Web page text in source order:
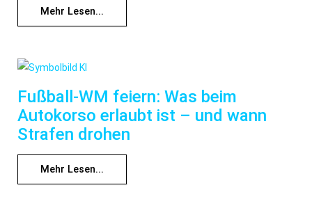
Mehr Lesen...
Fußball-WM feiern: Was beim
Autokorso erlaubt ist – und wann
Strafen drohen
Mehr Lesen...